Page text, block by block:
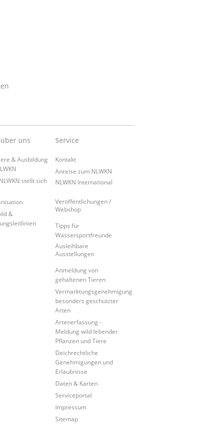
uns
& Ausbildung
stellt sich
&
Service
Kontakt
Anreise zum NLWKN
NLWKN International
Veröffentlichungen /
Webshop
Tipps für
Wassersportfreunde
Ausleihbare
Ausstellungen
Anmeldung von
gehaltenen Tieren
Vermarktungsgenehmigung
besonders geschützter
Arten
Artenerfassung -
Meldung wild lebender
Pflanzen und Tiere
Deichrechtliche
Genehmigungen und
Erlaubnisse
Daten & Karten
Serviceportal
Impressum
Sitemap